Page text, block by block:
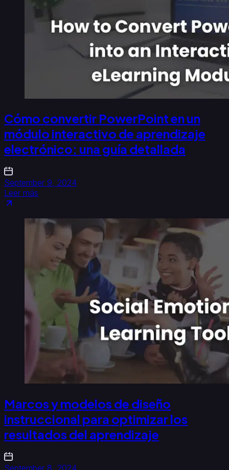
Cómo convertir PowerPoint en un
módulo interactivo de aprendizaje
electrónico: una guía detallada
September 9, 2024
Leer más
Marcos y modelos de diseño
instruccional para optimizar los
resultados del aprendizaje